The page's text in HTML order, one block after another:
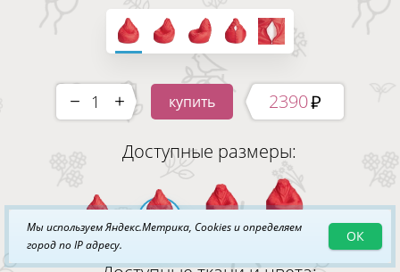
+
- купить 2390
Доступные размеры:
XXL
Мы используем Яндекс.Метрика, Cookies и определяем
город по IP адресу.
ОК